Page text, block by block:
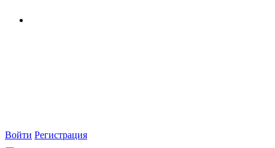
Войти Регистрация